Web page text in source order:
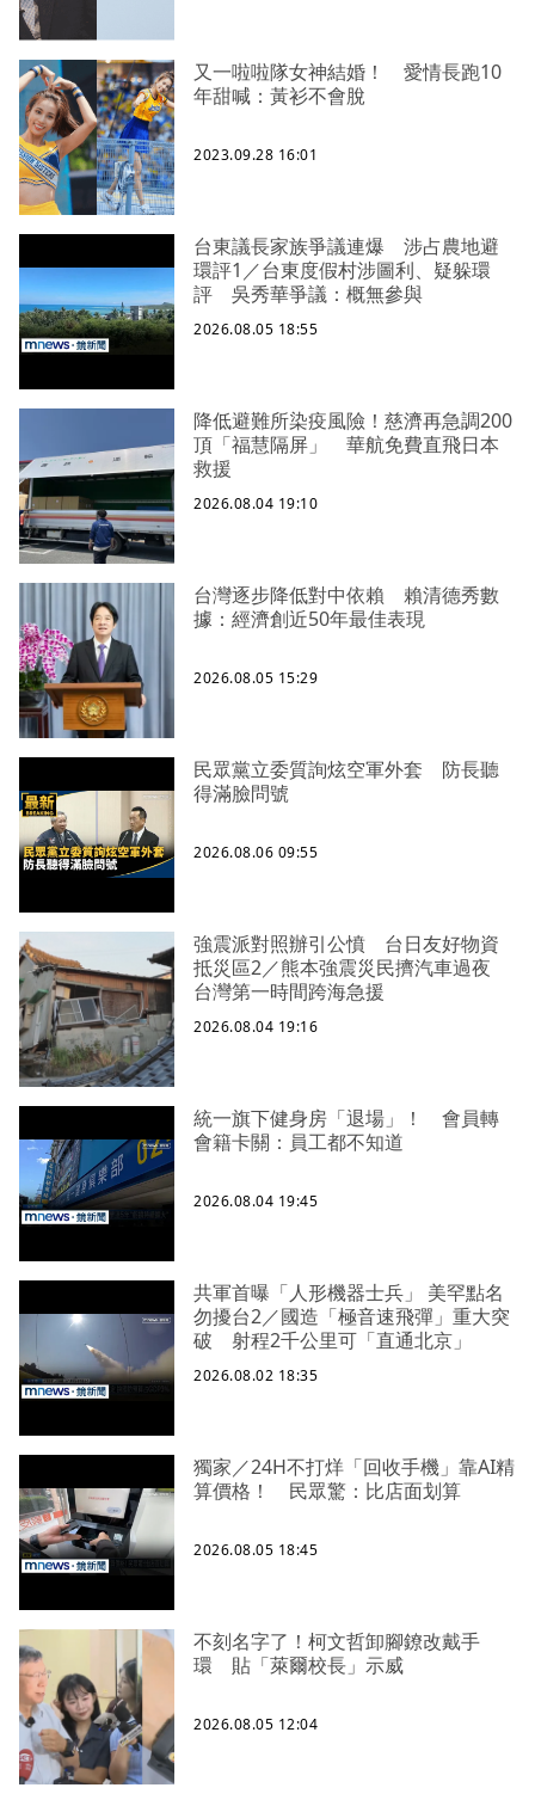
又一啦啦隊女神結婚！ 愛情長跑10
年甜喊：黃衫不會脫
2023.09.28 16:01
台東議長家族爭議連爆 涉占農地避
環評1／台東度假村涉圖利、疑躲環
評 吳秀華爭議：概無參與
2026.08.05 18:55
降低避難所染疫風險！慈濟再急調200
頂「福慧隔屏」 華航免費直飛日本
救援
2026.08.04 19:10
台灣逐步降低對中依賴 賴清德秀數
據：經濟創近50年最佳表現
2026.08.05 15:29
民眾黨立委質詢炫空軍外套 防長聽
得滿臉問號
2026.08.06 09:55
強震派對照辦引公憤 台日友好物資
抵災區2／熊本強震災民擠汽車過夜
台灣第一時間跨海急援
2026.08.04 19:16
統一旗下健身房「退場」！ 會員轉
會籍卡關：員工都不知道
2026.08.04 19:45
共軍首曝「人形機器士兵」 美罕點名
勿擾台2／國造「極音速飛彈」重大突
破 射程2千公里可「直通北京」
2026.08.02 18:35
獨家／24H不打烊「回收手機」靠AI精
算價格！ 民眾驚：比店面划算
2026.08.05 18:45
不刻名字了！柯文哲卸腳鐐改戴手
環 貼「萊爾校長」示威
2026.08.05 12:04